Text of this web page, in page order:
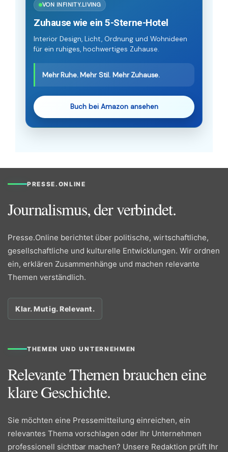
VON INFINITY.LIVING
Zuhause wie ein 5-Sterne-Hotel
Interior Design, Licht, Ordnung und Wohnideen
für ein ruhiges, hochwertiges Zuhause.
Mehr Ruhe. Mehr Stil. Mehr Zuhause.
Buch bei Amazon ansehen
PRESSE.ONLINE
Journalismus, der verbindet.
Presse.Online berichtet über politische, wirtschaftliche,
gesellschaftliche und kulturelle Entwicklungen. Wir ordnen
ein, erklären Zusammenhänge und machen relevante
Themen verständlich.
Klar. Mutig. Relevant.
THEMEN UND UNTERNEHMEN
Relevante Themen brauchen eine
klare Geschichte.
Sie möchten eine Pressemitteilung einreichen, ein
relevantes Thema vorschlagen oder Ihr Unternehmen
professionell sichtbar machen? Unsere Redaktion prüft Ihr